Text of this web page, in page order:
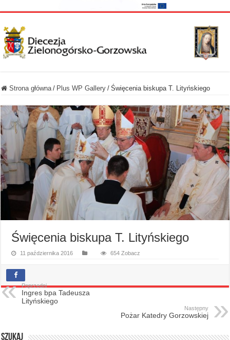
Strona główna / Plus WP Gallery / Święcenia biskupa T. Lityńskiego
Święcenia biskupa T. Lityńskiego
11 października 2016 654 Zobacz
Poprzedni
Ingres bpa Tadeusza
Lityńskiego
Następny
Pożar Katedry Gorzowskiej
Szukaj